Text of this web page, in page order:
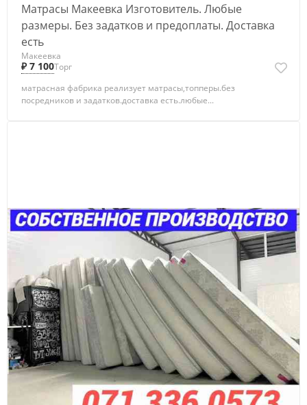
Матрасы Макеевка Изготовитель. Любые
размеры. Без задатков и предоплаты. Доставка
есть
Макеевка
₽ 7 100Торг
матрасная фабрика реализует матрасы,топперы.без
посредников и задатков.доставка есть.любые...